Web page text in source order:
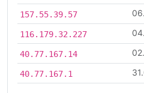
157.55.39.57
116.179.32.227
40.77.167.14
40.77.167.1